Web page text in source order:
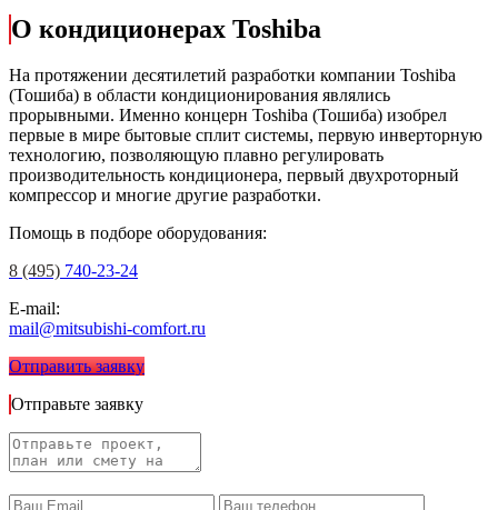
О кондиционерах Toshiba
На протяжении десятилетий разработки компании Toshiba
(Тошиба) в области кондиционирования являлись
прорывными. Именно концерн Toshiba (Тошиба) изобрел
первые в мире бытовые сплит системы, первую инверторную
технологию, позволяющую плавно регулировать
производительность кондиционера, первый двухроторный
компрессор и многие другие разработки.
Помощь в подборе оборудования:
8 (495) 740-23-24
E-mail:
mail@mitsubishi-comfort.ru
Отправить заявку
Отправьте заявку